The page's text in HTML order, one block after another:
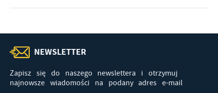
NEWSLETTER
Zapisz się do naszego newslettera i otrzymuj
najnowsze wiadomości na podany adres e-mail